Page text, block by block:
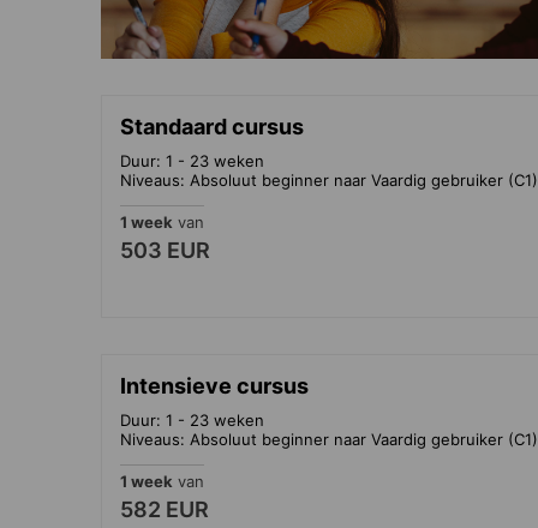
Standaard cursus
Duur: 1 - 23 weken
Niveaus: Absoluut beginner naar Vaardig gebruiker (C1)
1 week van
503 EUR
Intensieve cursus
Duur: 1 - 23 weken
Niveaus: Absoluut beginner naar Vaardig gebruiker (C1)
1 week van
582 EUR